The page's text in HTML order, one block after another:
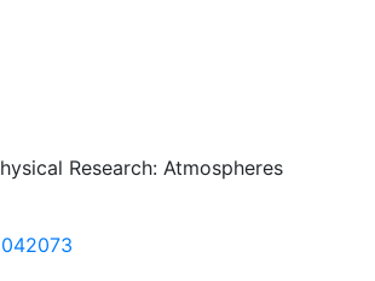
Research: Atmospheres